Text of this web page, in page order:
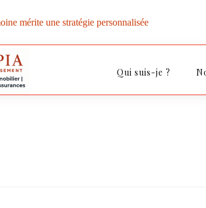
mérite une stratégie personnalisée
Qui suis-je ?